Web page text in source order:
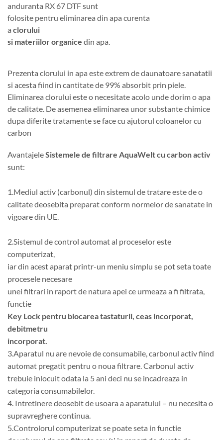
anduranta RX 67 DTF sunt
folosite pentru eliminarea din apa curenta
a clorului
si materiilor organice din apa.
Prezenta clorului in apa este extrem de daunatoare sanatatii
si acesta fiind in cantitate de 99% absorbit prin piele.
Eliminarea clorului este o necesitate acolo unde dorim o apa
de calitate. De asemenea eliminarea unor substante chimice
dupa diferite tratamente se face cu ajutorul coloanelor cu
carbon
AvantajeleSistemele de filtrare AquaWelt cu carbon activ
sunt:
1.Mediul activ (carbonul) din sistemul de tratare este de o
calitate deosebita preparat conform normelor de sanatate in
vigoare din UE.
2.Sistemul de control automat al proceselor este
computerizat,
iar din acest aparat printr-un meniu simplu se pot seta toate
procesele necesare
unei filtrari in raport de natura apei ce urmeaza a fi filtrata,
functie
Key Lock pentru blocarea tastaturii, ceas incorporat,
debitmetru
incorporat.
3.Aparatul nu are nevoie de consumabile, carbonul activ fiind
automat pregatit pentru o noua filtrare. Carbonul activ
trebuie inlocuit odata la 5 ani deci nu se incadreaza in
categoria consumabilelor.
4. Intretinere deosebit de usoara a aparatului – nu necesita o
supravreghere continua.
5.Controlorul computerizat se poate seta in functie